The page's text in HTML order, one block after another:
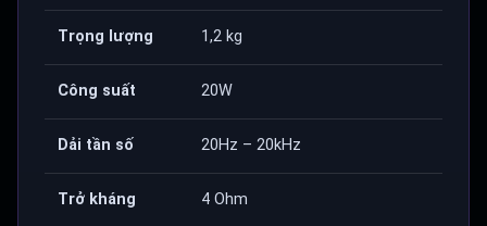
Trọng lượng 1,2 kg
Công suất 20W
Dải tần số 20Hz – 20kHz
Trở kháng 4 Ohm